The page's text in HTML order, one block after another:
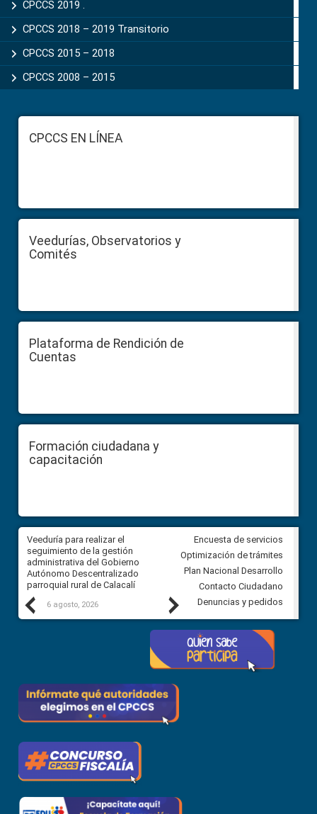
CPCCS 2019 .
CPCCS 2018 – 2019 Transitorio
CPCCS 2015 – 2018
CPCCS 2008 – 2015
FooterCPCCS EN LÍNEA
Veedurías, Observatorios y
Comités
Plataforma de Rendición de
Cuentas
Formación ciudadana y
capacitación
Previous
Veeduría para realizar el
seguimiento de la gestión
administrativa del Gobierno
Autónomo Descentralizado
parroquial rural de Calacalí
6 agosto, 2026
Veeduría para vigilar los
derivados de la Audiencia
comunidad Urbina, parroquia
Carolina
5 agosto, 2026
Next
Encuesta de servicios
Optimización de trámites
Plan Nacional Desarrollo
Contacto Ciudadano
Denuncias y pedidos